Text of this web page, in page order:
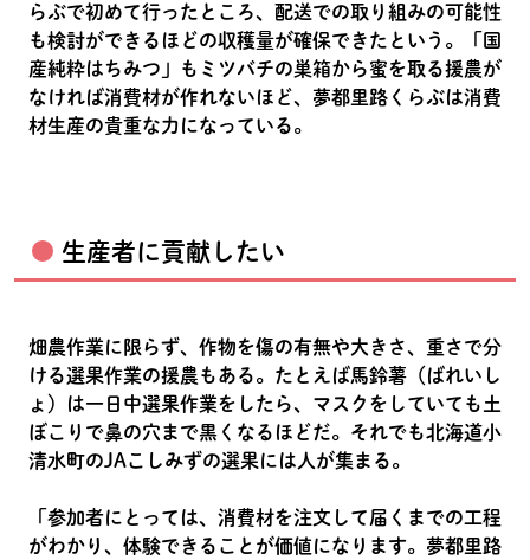
らぶで初めて行ったところ、配送での取り組みの可能性
も検討ができるほどの収穫量が確保できたという。「国
産純粋はちみつ」もミツバチの巣箱から蜜を取る援農が
なければ消費材が作れないほど、夢都里路くらぶは消費
材生産の貴重な力になっている。
生産者に貢献したい
畑農作業に限らず、作物を傷の有無や大きさ、重さで分
ける選果作業の援農もある。たとえば馬鈴薯（ばれいし
ょ）は一日中選果作業をしたら、マスクをしていても土
ぼこりで鼻の穴まで黒くなるほどだ。それでも北海道小
清水町のJAこしみずの選果には人が集まる。
「参加者にとっては、消費材を注文して届くまでの工程
がわかり、体験できることが価値になります。夢都里路